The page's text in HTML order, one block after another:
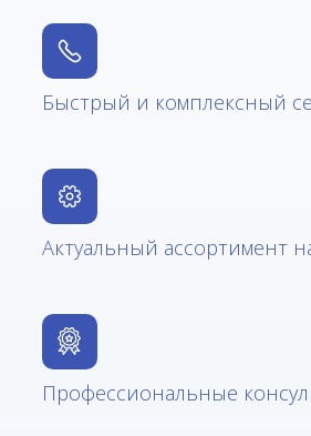
Быстрый и комплексный
Актуальный ассортимент
Профессиональные